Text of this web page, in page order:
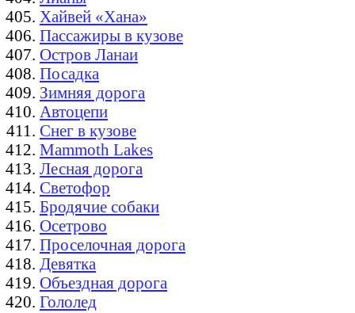
Хайвей «Хана»
Пассажиры в кузове
Остров Ланаи
Посадка
Зимняя дорога
Автоцепи
Снег в кузове
Mammoth Lakes
Лесная дорога
Светофор
Бродячие собаки
Осетрово
Проселочная дорога
Девятка
Объездная дорога
Гололед